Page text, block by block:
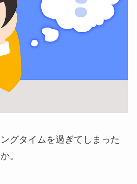
グタイムを過ぎてしまった
。